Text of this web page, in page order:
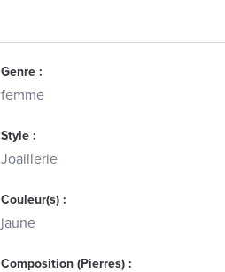
Genre :
femme
Style :
Joaillerie
Couleur(s) :
jaune
Composition (Pierres) :